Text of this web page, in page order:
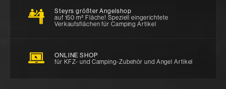
Steyrs größter Angelshop
auf 150 m² Fläche! Speziell eingerichtete
Verkaufsflächen für Camping Artikel
ONLINE SHOP
für KFZ- und Camping-Zubehör und Angel Artikel